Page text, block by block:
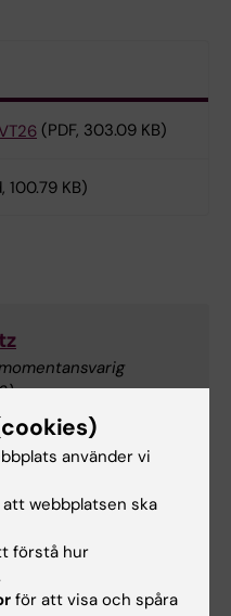
(PDF, 303.09 KB)
100.79 KB)
1)
använder vi
webbplatsen ska
förstå hur
för att visa och spåra